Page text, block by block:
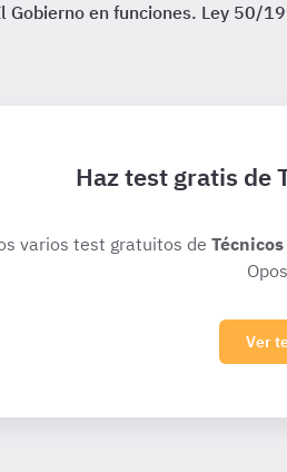
Gobierno en funciones. Ley 50/
Haz test gratis de
varios test gratuitos de
Ver